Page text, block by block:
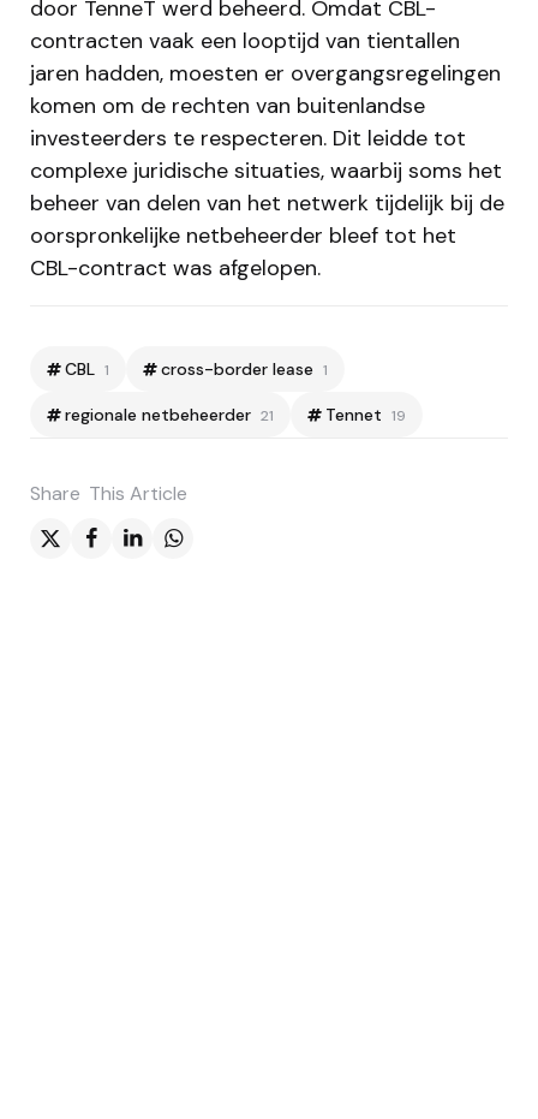
door TenneT werd beheerd. Omdat CBL-
contracten vaak een looptijd van tientallen
jaren hadden, moesten er overgangsregelingen
komen om de rechten van buitenlandse
investeerders te respecteren. Dit leidde tot
complexe juridische situaties, waarbij soms het
beheer van delen van het netwerk tijdelijk bij de
oorspronkelijke netbeheerder bleef tot het
CBL-contract was afgelopen.
CBL 1 cross-border lease 1
regionale netbeheerder 21 Tennet 19
Share This Article